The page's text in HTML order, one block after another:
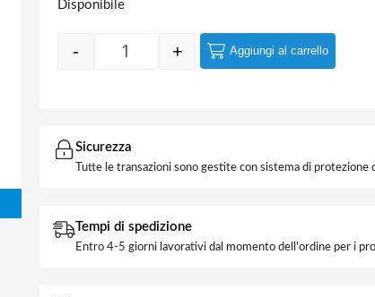
Disponibile
Quantity
- + Aggiungi al carrello
Sicurezza
Tutte le transazioni sono gestite con sistema di protezione
Tempi di spedizione
Entro 4-5 giorni lavorativi dal momento dell'ordine per i